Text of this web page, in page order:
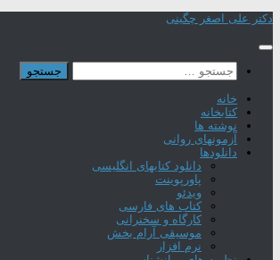
Skip
content
دکتر علی اصغر چگینی
جستجو
برای:
خانه
کتابخانه
نوشته ها
آزمونهای روانی
دانلودها
دانلود کتابهای انگلیسی
پاورپوینت
ویدئو
کتاب های فارسی
کارگاه و سخنرانی
موسیقی آرام بخش
نرم افزار